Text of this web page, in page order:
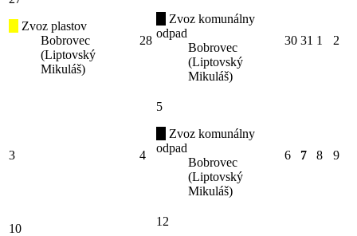
Zvoz plastov
Bobrovec
(Liptovský
Mikuláš)
28
Zvoz komunálny
odpad
Bobrovec
(Liptovský
Mikuláš)
30 31 1 2
3 4
5
Zvoz komunálny
odpad
Bobrovec
(Liptovský
Mikuláš)
6 7 8 9
10
12